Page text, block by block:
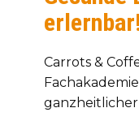
Carrots &